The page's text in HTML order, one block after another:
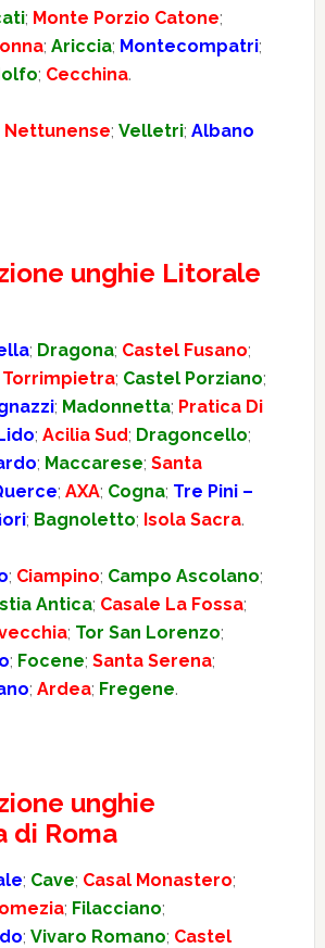
; Monte Porzio Catone;
; Ariccia; Montecompatri;
; Cecchina.
Nettunense; Velletri; Albano
unghie Litorale
; Dragona; Castel Fusano;
Torrimpietra; Castel Porziano;
; Madonnetta; Pratica Di
; Acilia Sud; Dragoncello;
; Maccarese; Santa
; AXA; Cogna; Tre Pini –
; Bagnoletto; Isola Sacra.
; Ciampino; Campo Ascolano;
Antica; Casale La Fossa;
; Tor San Lorenzo;
; Focene; Santa Serena;
; Ardea; Fregene.
unghie
di Roma
; Cave; Casal Monastero;
; Filacciano;
; Vivaro Romano; Castel